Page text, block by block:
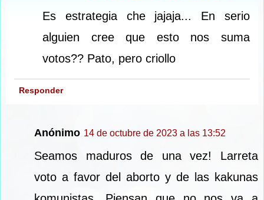
Es estrategia che jajaja... En serio
alguien cree que esto nos suma
votos?? Pato, pero criollo
Responder
Anónimo 14 de octubre de 2023 a las 13:52
Seamos maduros de una vez! Larreta
voto a favor del aborto y de las kakunas